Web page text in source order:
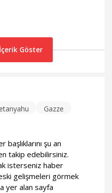
Göster
Gazze
şu an
takip edebilirsiniz.
isterseniz haber
gelişmeleri görmek
yer alan sayfa